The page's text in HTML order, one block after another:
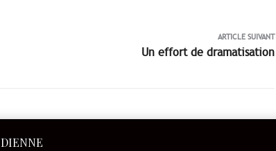
ARTICLE SUIVANT
Un effort de dramatisation